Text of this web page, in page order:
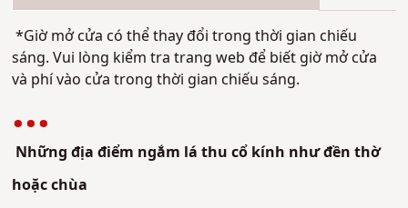
*Giờ mở cửa có thể thay đổi trong thời gian chiếu
sáng. Vui lòng kiểm tra trang web để biết giờ mở cửa
và phí vào cửa trong thời gian chiếu sáng.
Những địa điểm ngắm lá thu cổ kính như đền thờ
hoặc chùa